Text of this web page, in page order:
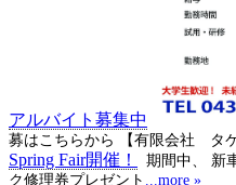
アルバイト募集中
募はこちらから 【有限会社 タ
Spring Fair開催！
期間中、 新
ク修理券プレゼント ...more »